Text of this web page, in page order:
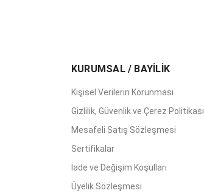
KURUMSAL / BAYİLİK
Kişisel Verilerin Korunması
Gizlilik, Güvenlik ve Çerez Politikası
Mesafeli Satış Sözleşmesi
Sertifikalar
İade ve Değişim Koşulları
Üyelik Sözleşmesi